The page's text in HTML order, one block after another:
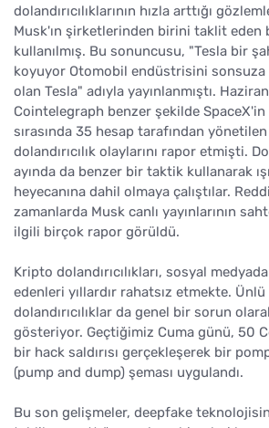
dolandırıcılıklarının hızla arttığı
Musk'ın şirketlerinden birini taklit eden
kullanılmış. Bu sonuncusu, "Tesla bir
koyuyor Otomobil endüstrisini
olan Tesla" adıyla yayınlanmıştı.
Cointelegraph benzer şekilde SpaceX'in
sırasında 35 hesap tarafından
dolandırıcılık olaylarını rapor etmişti.
ayında da benzer bir taktik kullanarak
heyecanına dahil olmaya çalıştılar.
zamanlarda Musk canlı yayınlarının
ilgili birçok rapor görüldü.
Kripto dolandırıcılıkları, sosyal
edenleri yıllardır rahatsız etmekte.
dolandırıcılıklar da genel bir sorun
gösteriyor. Geçtiğimiz Cuma günü, 50
bir hack saldırısı gerçekleşerek bir
(pump and dump) şeması uygulandı.
Bu son gelişmeler, deepfake